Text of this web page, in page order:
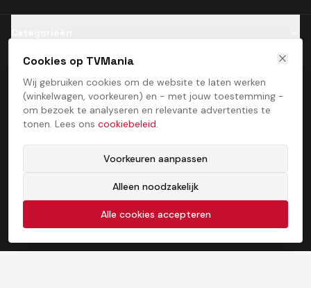
Cookies op TVMania
Wij gebruiken cookies om de website te laten werken
(winkelwagen, voorkeuren) en - met jouw toestemming -
om bezoek te analyseren en relevante advertenties te
tonen. Lees ons cookiebeleid.
Voorkeuren aanpassen
Alleen noodzakelijk
Alle cookies accepteren
Klantenservice
Contact
Cookiebeleid
ProcessStudio